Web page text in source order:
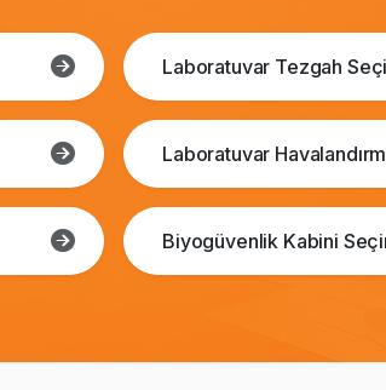
Laboratuvar Tezgah
Laboratuvar
Biyogüvenlik Kabini